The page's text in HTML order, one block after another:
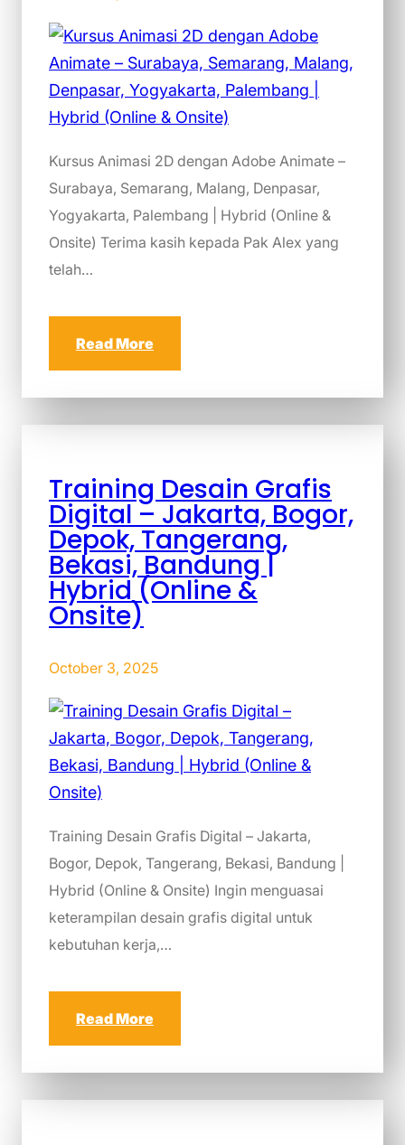
Kursus Animasi 2D dengan Adobe Animate –
Surabaya, Semarang, Malang, Denpasar,
Yogyakarta, Palembang | Hybrid (Online &
Onsite) Terima kasih kepada Pak Alex yang
telah…
Read More
Training Desain Grafis
Digital – Jakarta, Bogor,
Depok, Tangerang,
Bekasi, Bandung |
Hybrid (Online &
Onsite)
October 3, 2025
Training Desain Grafis Digital – Jakarta,
Bogor, Depok, Tangerang, Bekasi, Bandung |
Hybrid (Online & Onsite) Ingin menguasai
keterampilan desain grafis digital untuk
kebutuhan kerja,…
Read More